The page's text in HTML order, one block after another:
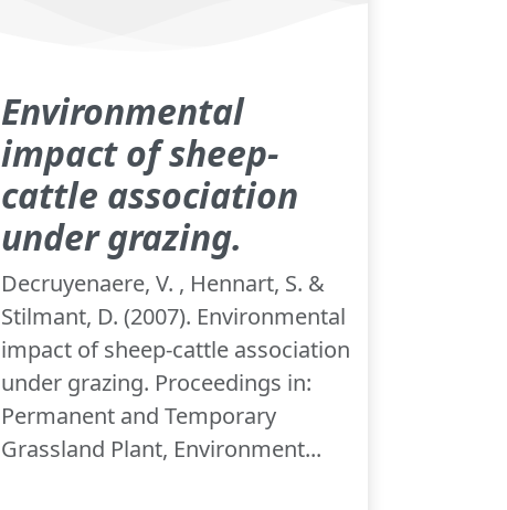
Environmental
impact of sheep-
cattle association
under grazing.
Decruyenaere, V. , Hennart, S. &
Stilmant, D. (2007). Environmental
impact of sheep-cattle association
under grazing. Proceedings in:
Permanent and Temporary
Grassland Plant, Environment...